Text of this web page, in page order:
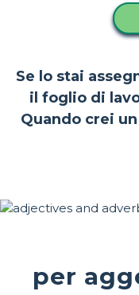
Se lo stai
il foglio di
Quando crei
per